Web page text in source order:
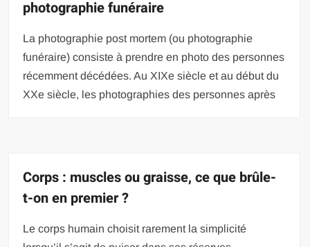
photographie funéraire
La photographie post mortem (ou photographie
funéraire) consiste à prendre en photo des personnes
récemment décédées. Au XIXe siècle et au début du
XXe siècle, les photographies des personnes après
Corps : muscles ou graisse, ce que brûle-
t-on en premier ?
Le corps humain choisit rarement la simplicité